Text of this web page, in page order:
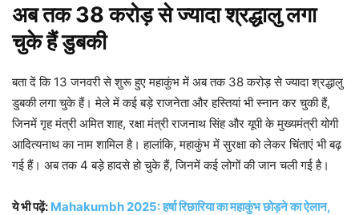
अब तक 38 करोड़ से ज्यादा श्रद्धालु लगा
चुके हैं डुबकी
बता दें कि 13 जनवरी से शुरू हुए महाकुंभ में अब तक 38 करोड़ से ज्यादा श्रद्धालु
डुबकी लगा चुके हैं। मेले में कई बड़े राजनेता और हस्तियां भी स्नान कर चुकी हैं,
जिनमें गृह मंत्री अमित शाह, रक्षा मंत्री राजनाथ सिंह और यूपी के मुख्यमंत्री योगी
आदित्यनाथ का नाम शामिल है। हालांकि, महाकुंभ में सुरक्षा को लेकर चिंताएं भी बढ़
गई हैं। अब तक 4 बड़े हादसे हो चुके हैं, जिनमें कई लोगों की जान चली गई है।
ये भी पढ़ें: Mahakumbh 2025: हर्षा रिछारिया का महाकुंभ छोड़ने का ऐलान,